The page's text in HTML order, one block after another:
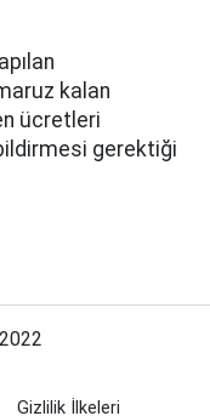
kalan
ücretleri
gerektiği
Gizlilik İlkeleri